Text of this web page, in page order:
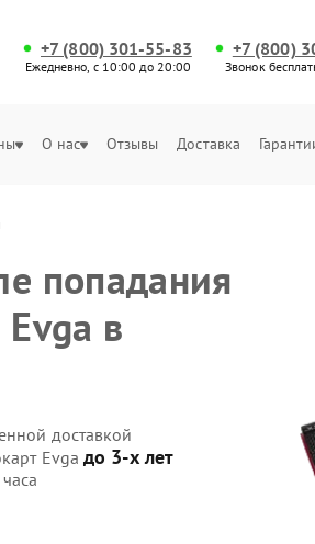
+7 (800) 301-55-83
Ежедневно, с 10:00 до 20:00
+7 (800)
Звонок
О нас Отзывы Доставка
попадания
в
доставкой
Evga до 3-х лет